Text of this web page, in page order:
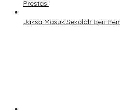
Prestasi
Jaksa Masuk Sekolah Beri